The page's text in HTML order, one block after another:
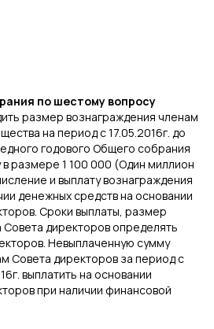
по шестому вопросу
размер вознаграждения членам
на период с 17.05.2016г. до
годового Общего собрания
в размере 1 100 000 (Один миллион
и выплату вознаграждения
денежных средств на основании
Сроки выплаты, размер
директоров определять
Невыплаченную сумму
Совета директоров за период с
выплатить на основании
при наличии финансовой